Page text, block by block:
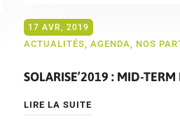
17 AVR, 2019
ACTUALITÉS AGENDA NOS
SOLARISE’2019 : MID-TERM
LIRE LA SUITE